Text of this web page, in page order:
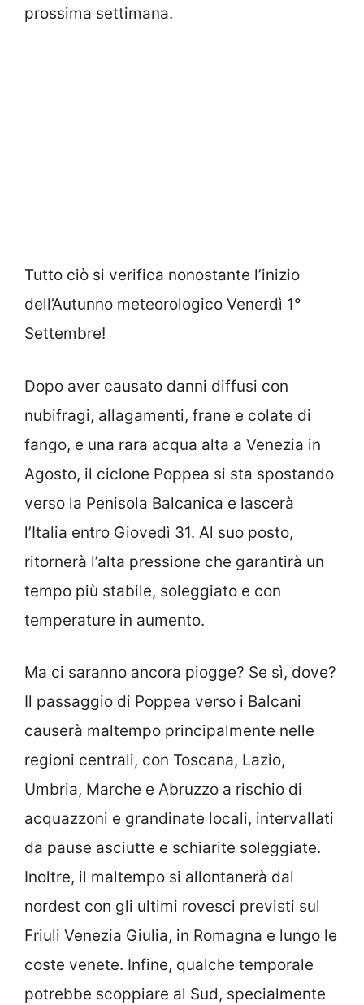
prossima settimana.
Tutto ciò si verifica nonostante l’inizio
dell’Autunno meteorologico Venerdì 1°
Settembre!
Dopo aver causato danni diffusi con
nubifragi, allagamenti, frane e colate di
fango, e una rara acqua alta a Venezia in
Agosto, il ciclone Poppea si sta spostando
verso la Penisola Balcanica e lascerà
l’Italia entro Giovedì 31. Al suo posto,
ritornerà l’alta pressione che garantirà un
tempo più stabile, soleggiato e con
temperature in aumento.
Ma ci saranno ancora piogge? Se sì, dove?
Il passaggio di Poppea verso i Balcani
causerà maltempo principalmente nelle
regioni centrali, con Toscana, Lazio,
Umbria, Marche e Abruzzo a rischio di
acquazzoni e grandinate locali, intervallati
da pause asciutte e schiarite soleggiate.
Inoltre, il maltempo si allontanerà dal
nordest con gli ultimi rovesci previsti sul
Friuli Venezia Giulia, in Romagna e lungo le
coste venete. Infine, qualche temporale
potrebbe scoppiare al Sud, specialmente